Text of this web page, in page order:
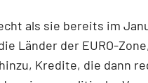
als sie bereits im
Länder der EURO-
Kredite, die dann